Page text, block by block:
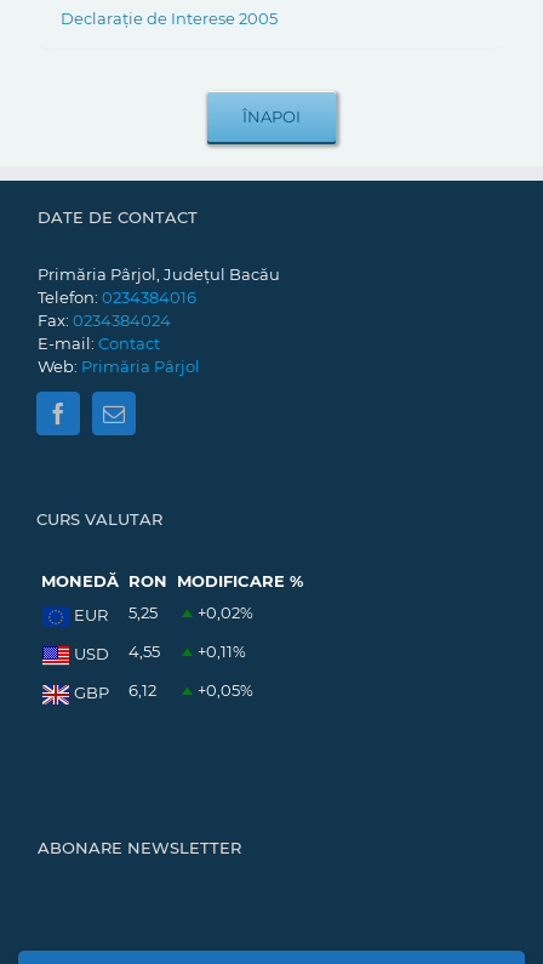
Declarație de Interese 2005
DATE DE CONTACT
Primăria Pârjol, Județul Bacău
Telefon: 0234384016
Fax: 0234384024
E-mail: Contact
Web: Primăria Pârjol
CURS VALUTAR
MONEDĂ RON
MODIFICARE %
EUR
5,25 +0,02%
USD 4,55 +0,11%
GBP 6,12 +0,05%
ABONARE NEWSLETTER